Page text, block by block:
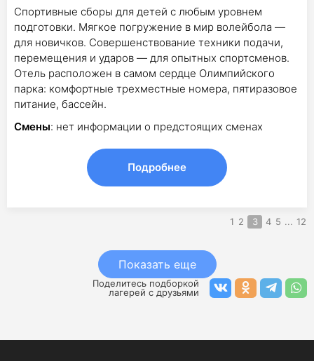
Спортивные сборы для детей с любым уровнем
подготовки. Мягкое погружение в мир волейбола —
для новичков. Совершенствование техники подачи,
перемещения и ударов — для опытных спортсменов.
Отель расположен в самом сердце Олимпийского
парка: комфортные трехместные номера, пятиразовое
питание, бассейн.
Смены: нет информации о предстоящих сменах
Подробнее
1 2 3 4 5 ... 12
Показать еще
Поделитесь подборкой
лагерей с друзьями